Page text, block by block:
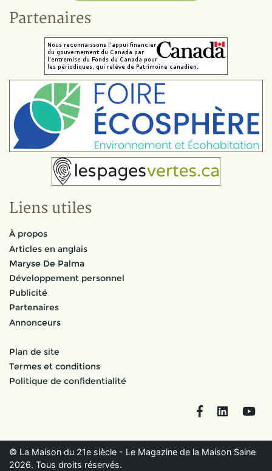
Partenaires
Liens utiles
À propos
Articles en anglais
Maryse De Palma
Développement personnel
Publicité
Partenaires
Annonceurs
Plan de site
Termes et conditions
Politique de confidentialité
FacebookLinkedIn
© La Maison du 21e siècle - Le Magazine de la Maison Saine
2026. Tous droits réservés.